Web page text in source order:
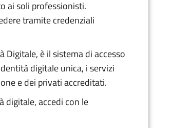
ai soli professionisti.
tramite credenziali
Digitale, è il sistema di accesso
digitale unica, i servizi
e dei privati accreditati.
digitale, accedi con le